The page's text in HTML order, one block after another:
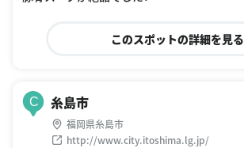
このスポットの詳細を見る
C 糸島市
福岡県糸島市
http://www.city.itoshima.lg.jp/